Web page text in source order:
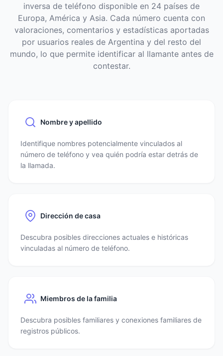
inversa de teléfono disponible en 24 países de
Europa, América y Asia. Cada número cuenta con
valoraciones, comentarios y estadísticas aportadas
por usuarios reales de Argentina y del resto del
mundo, lo que permite identificar al llamante antes de
contestar.
Nombre y apellido
Identifique nombres potencialmente vinculados al
número de teléfono y vea quién podría estar detrás de
la llamada.
Dirección de casa
Descubra posibles direcciones actuales e históricas
vinculadas al número de teléfono.
Miembros de la familia
Descubra posibles familiares y conexiones familiares de
registros públicos.